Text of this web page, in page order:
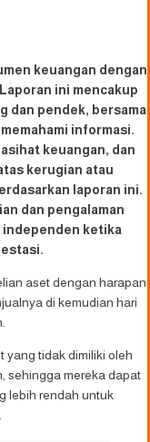
keuangan dengan
ini mencakup
dan pendek, bersama
informasi.
keuangan, dan
kerugian atau
laporan ini.
dan pengalaman
independen ketika
aset dengan harapan
di kemudian hari
yang tidak dimiliki oleh
sehingga mereka dapat
lebih rendah untuk